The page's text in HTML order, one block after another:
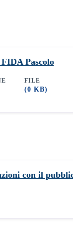
Pascolo
FILE
(0 KB)
con il